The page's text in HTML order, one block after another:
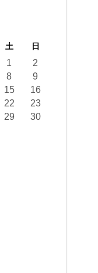
土 日
1
2
8
9
15
16
22
23
29
30